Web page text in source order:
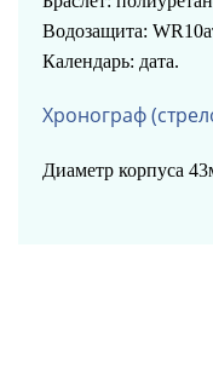
Водозащита:
Календарь: дата.
Хронограф
Диаметр корпуса